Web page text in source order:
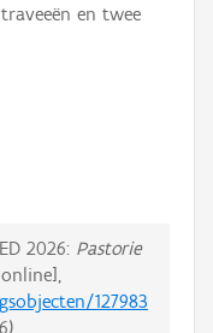
en twee
2026: Pastorie
127983
).